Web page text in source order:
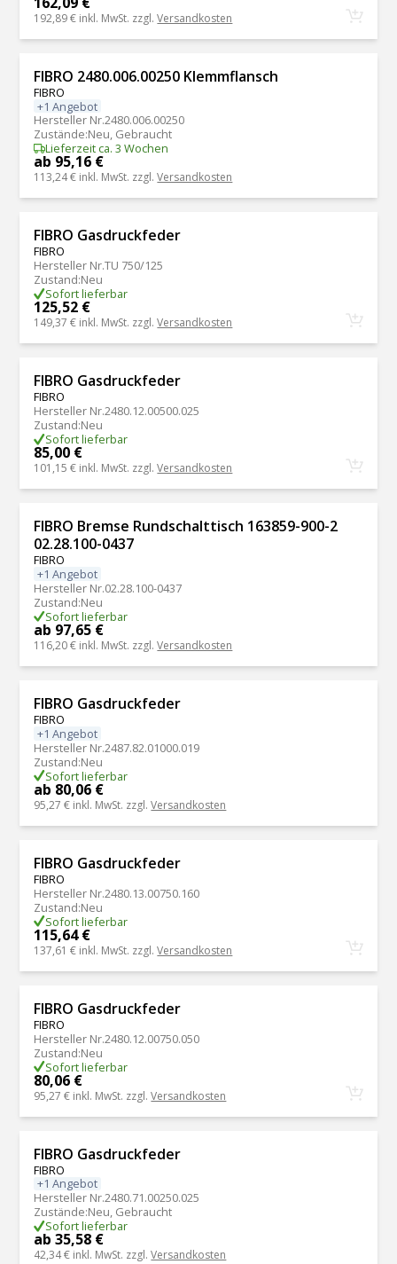
192,89 € inkl. MwSt. zzgl.Versandkosten
FIBRO 2480.006.00250 Klemmflansch
FIBRO
+1 Angebot
Hersteller Nr.2480.006.00250
Zustände:Neu, Gebraucht
Lieferzeit ca. 3 Wochen
ab 95,16 €
113,24 € inkl. MwSt. zzgl.Versandkosten
FIBRO Gasdruckfeder
FIBRO
Hersteller Nr.TU 750/125
Zustand:Neu
Sofort lieferbar
125,52 €
149,37 € inkl. MwSt. zzgl.Versandkosten
FIBRO Gasdruckfeder
FIBRO
Hersteller Nr.2480.12.00500.025
Zustand:Neu
Sofort lieferbar
85,00 €
101,15 € inkl. MwSt. zzgl.Versandkosten
FIBRO Bremse Rundschalttisch 163859-900-2
02.28.100-0437
FIBRO
+1 Angebot
Hersteller Nr.02.28.100-0437
Zustand:Neu
Sofort lieferbar
ab 97,65 €
116,20 € inkl. MwSt. zzgl.Versandkosten
FIBRO Gasdruckfeder
FIBRO
+1 Angebot
Hersteller Nr.2487.82.01000.019
Zustand:Neu
Sofort lieferbar
ab 80,06 €
95,27 € inkl. MwSt. zzgl.Versandkosten
FIBRO Gasdruckfeder
FIBRO
Hersteller Nr.2480.13.00750.160
Zustand:Neu
Sofort lieferbar
115,64 €
137,61 € inkl. MwSt. zzgl.Versandkosten
FIBRO Gasdruckfeder
FIBRO
Hersteller Nr.2480.12.00750.050
Zustand:Neu
Sofort lieferbar
80,06 €
95,27 € inkl. MwSt. zzgl.Versandkosten
FIBRO Gasdruckfeder
FIBRO
+1 Angebot
Hersteller Nr.2480.71.00250.025
Zustände:Neu, Gebraucht
Sofort lieferbar
ab 35,58 €
42,34 € inkl. MwSt. zzgl.Versandkosten